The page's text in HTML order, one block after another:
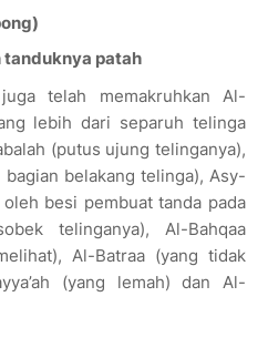
patah
telah memakruhkan Al-
lebih dari separuh telinga
(putus ujung telinganya),
belakang telinga), Asy-
oleh besi pembuat tanda pada
telinganya), Al-Bahqaa
Al-Batraa (yang tidak
(yang lemah) dan Al-